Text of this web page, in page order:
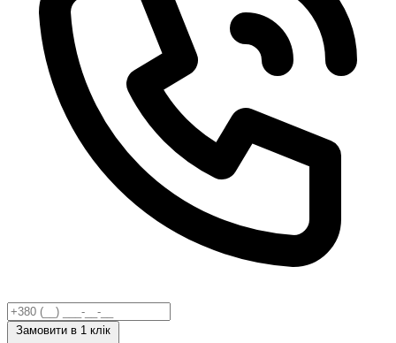
Замовити в 1 клік